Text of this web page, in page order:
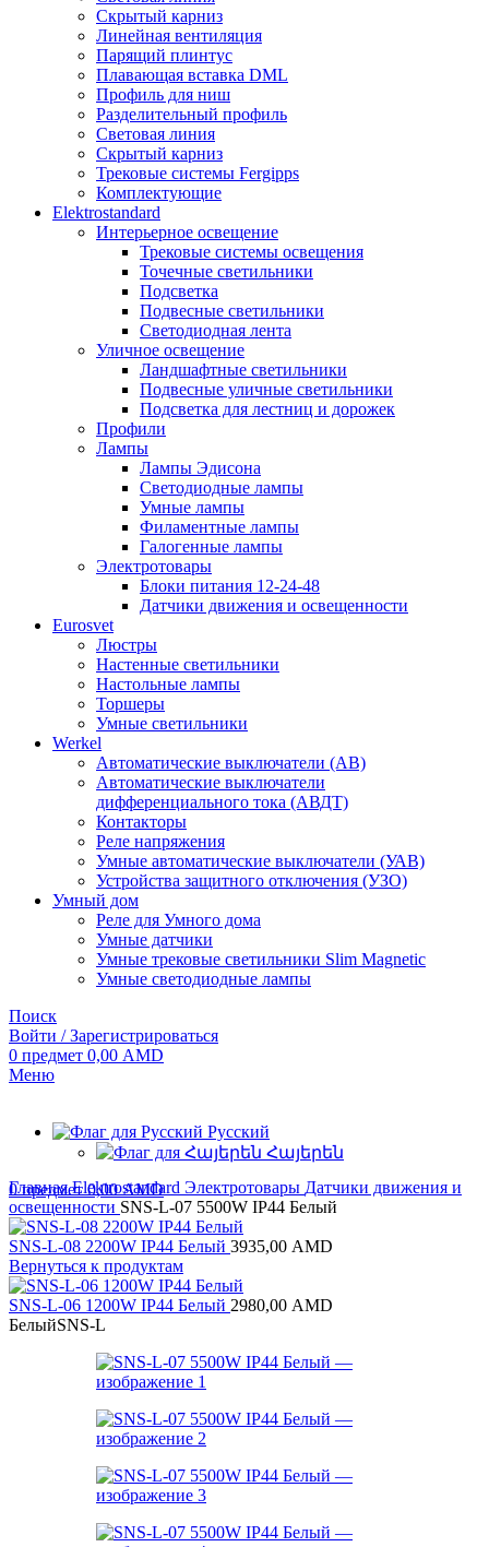
Скрытый карниз
Линейная вентиляция
Парящий плинтус
Плавающая вставка DML
Профиль для ниш
Разделительный профиль
Световая линия
Скрытый карниз
Трековые системы Fergipps
Комплектующие
Elektrostandard
Интерьерное освещение
Трековые системы освещения
Точечные светильники
Подсветка
Подвесные светильники
Светодиодная лента
Уличное освещение
Ландшафтные светильники
Подвесные уличные светильники
Подсветка для лестниц и дорожек
Профили
Лампы
Лампы Эдисона
Светодиодные лампы
Умные лампы
Филаментные лампы
Галогенные лампы
Электротовары
Блоки питания 12-24-48
Датчики движения и освещенности
Eurosvet
Люстры
Настенные светильники
Настольные лампы
Торшеры
Умные светильники
Werkel
Автоматические выключатели (АВ)
Автоматические выключатели
дифференциального тока (АВДТ)
Контакторы
Реле напряжения
Умные автоматические выключатели (УАВ)
Устройства защитного отключения (УЗО)
Умный дом
Реле для Умного дома
Умные датчики
Умные трековые светильники Slim Magnetic
Умные светодиодные лампы
Поиск
Войти / Зарегистрироваться
0 предмет 0,00 AMD
Меню
Русский
Հայերեն
0предмет 0,00AMD
ГлавнаяElektrostandard Электротовары Датчики движения и
освещенности SNS-L-07 5500W IP44 Белый
SNS-L-08 2200W IP44 Белый 3935,00 AMD
Вернуться к продуктам
SNS-L-06 1200W IP44 Белый 2980,00 AMD
БелыйSNS-L